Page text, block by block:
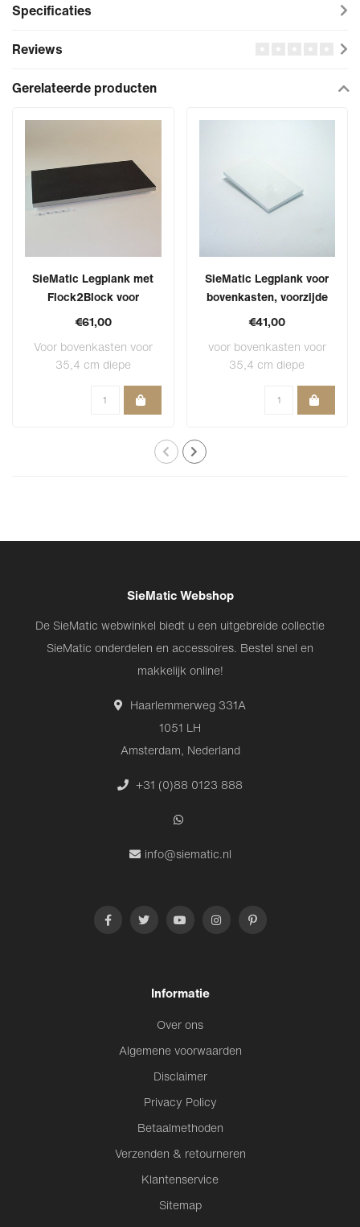
Specificaties
Reviews
Gerelateerde producten
SieMatic Legplank met
Flock2Block voor
bovenkasten.
€61,00
Voor bovenkasten voor
35,4 cm diepe
bovenkasten met 1,6 cm
SieMatic Legplank voor
bovenkasten, voorzijde
wit
€41,00
voor bovenkasten voor
35,4 cm diepe
bovenkasten met 1,6 cm..
SieMatic Webshop
De SieMatic webwinkel biedt u een uitgebreide collectie
SieMatic onderdelen en accessoires. Bestel snel en
makkelijk online!
Haarlemmerweg 331A
1051 LH
Amsterdam, Nederland
+31 (0)88 0123 888
info@siematic.nl
Informatie
Over ons
Algemene voorwaarden
Disclaimer
Privacy Policy
Betaalmethoden
Verzenden & retourneren
Klantenservice
Sitemap